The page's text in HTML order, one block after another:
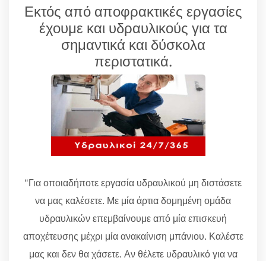
Εκτός από αποφρακτικές εργασίες
έχουμε και υδραυλικούς για τα
σημαντικά και δύσκολα
περιστατικά.
"Για οποιαδήποτε εργασία υδραυλικού μη διστάσετε
να μας καλέσετε. Με μία άρτια δομημένη ομάδα
υδραυλικών επεμβαίνουμε από μία επισκευή
αποχέτευσης μέχρι μία ανακαίνιση μπάνιου. Καλέστε
μας και δεν θα χάσετε. Αν θέλετε υδραυλικό για να